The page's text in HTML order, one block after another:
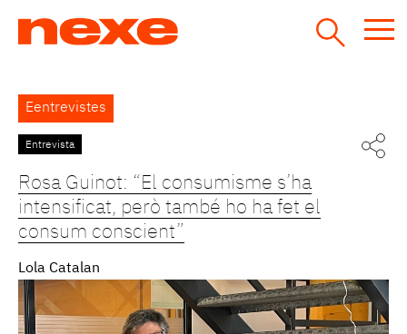
Back
to
top
Eentrevistes
Entrevista
Rosa Guinot: “El consumisme s’ha
intensificat, però també ho ha fet el
consum conscient”
Lola Catalan
Pàgines